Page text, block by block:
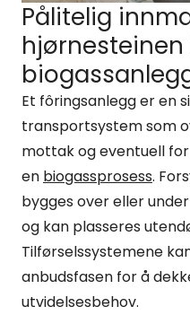
Pålitelig
hjørnesteinen
Et fôringsanlegg er en
transportsystem som
mottak og eventuell
en biogassprosess.
bygges over eller
og kan plasseres
Tilførselssystemene
anbudsfasen for å
utvidelsesbehov.